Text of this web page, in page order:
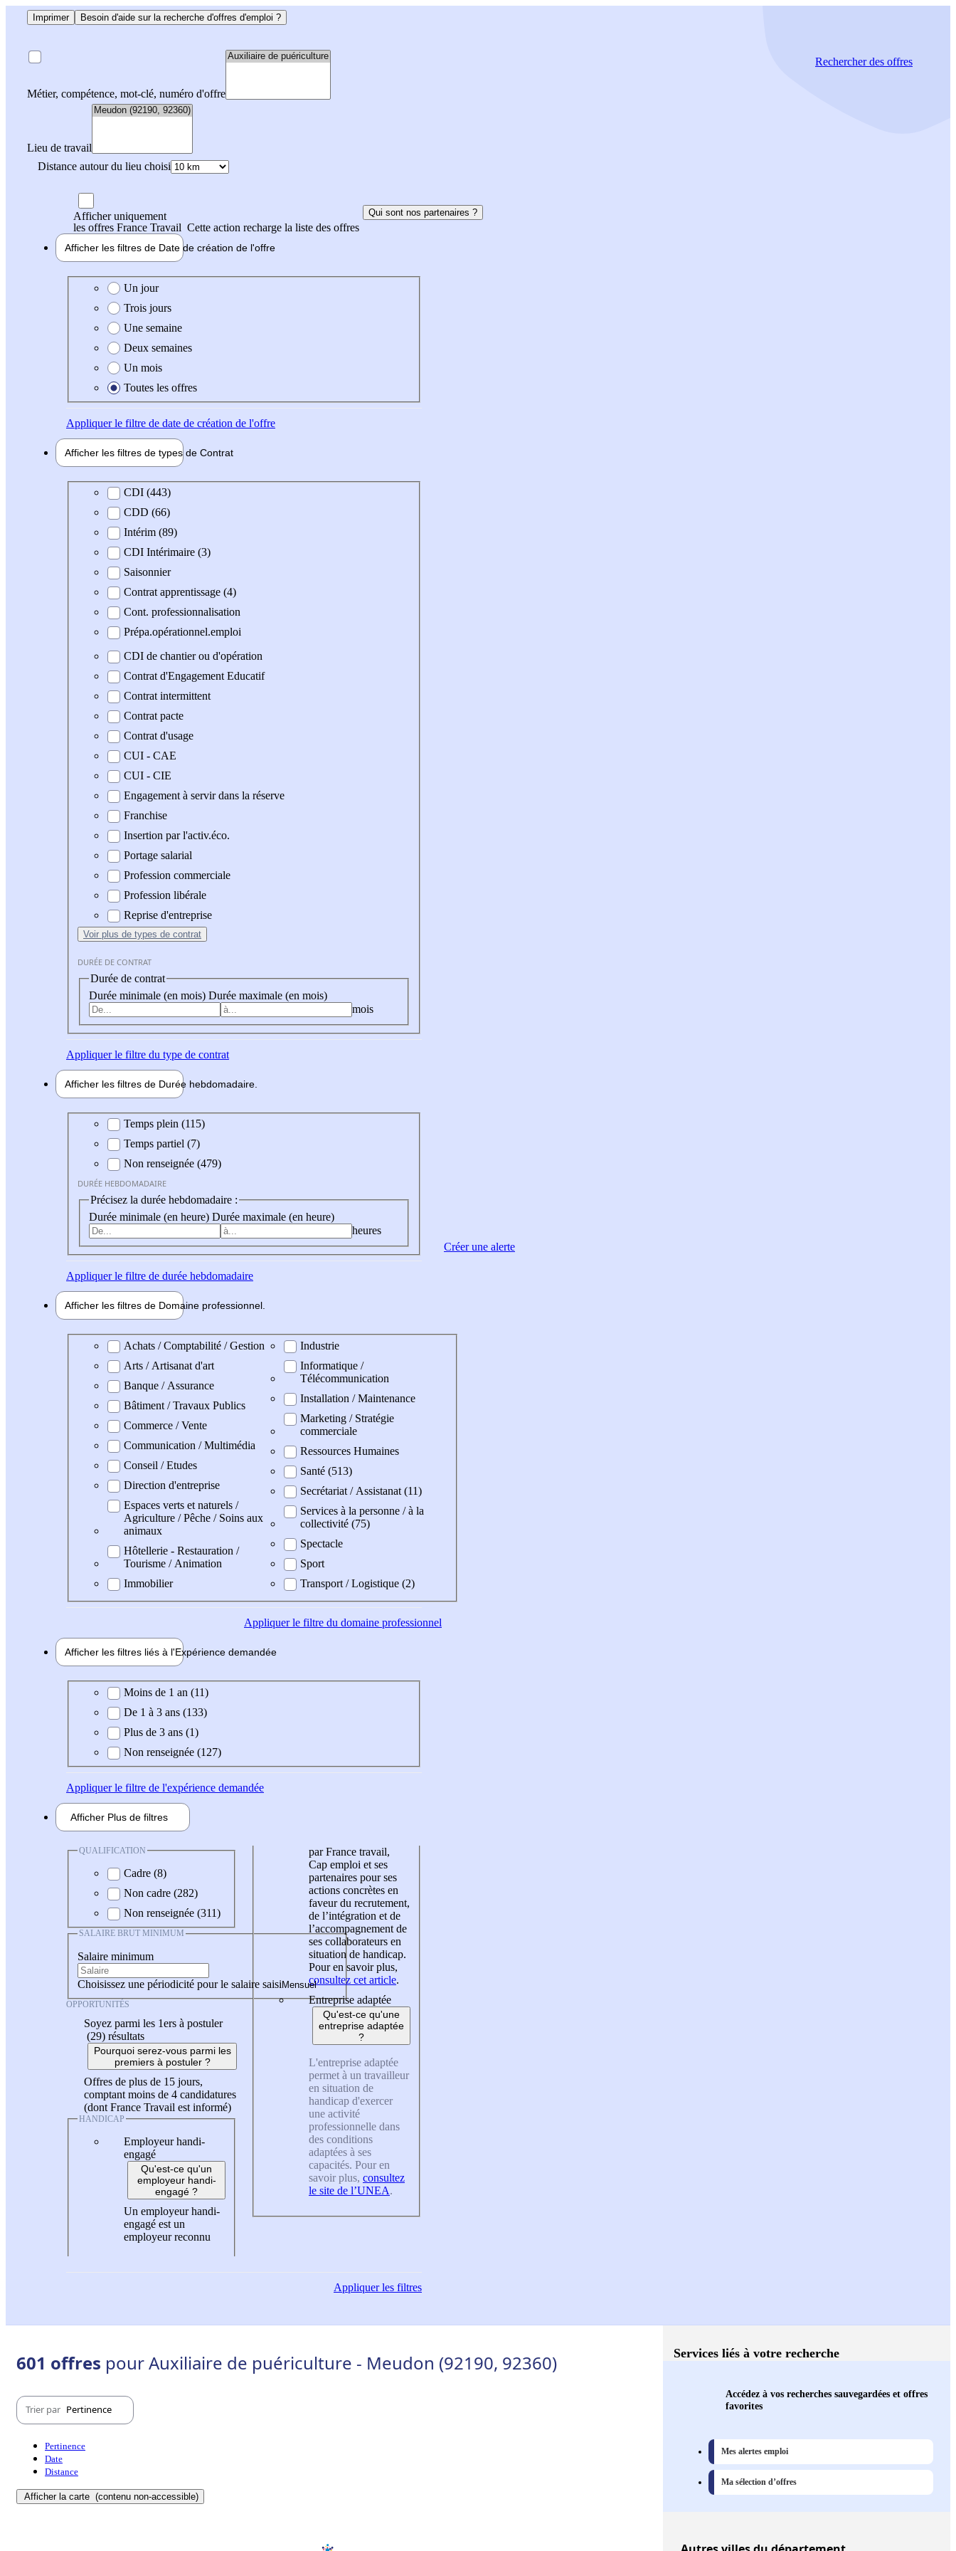
Imprimer Besoin d'aide sur la recherche d'offres d'emploi ?
Métier, compétence, mot-clé, numéro d'offre
Lieu de travail
Distance autour du lieu choisi
Rechercherdes offres
Afficher uniquement
les offres France Travail Cette action recharge la liste des offres
Qui sont nos partenaires ?
Afficher les filtres de Date de création de l'offre
Date de création de l'offre
Un jour
Trois jours
Une semaine
Deux semaines
Un mois
Toutes les offres
Appliquerle filtre de date de création de l'offre
Afficher les filtres de types de Contrat
Type de contratCDI (443)
CDD (66)
Intérim (89)
CDI Intérimaire (3)
Saisonnier
Contrat apprentissage (4)
Cont. professionnalisation
Prépa.opérationnel.emploi
CDI de chantier ou d'opération
Contrat d'Engagement Educatif
Contrat intermittent
Contrat pacte
Contrat d'usage
CUI - CAE
CUI - CIE
Engagement à servir dans la réserve
Franchise
Insertion par l'activ.éco.
Portage salarial
Profession commerciale
Profession libérale
Reprise d'entreprise
Voir plus de types de contrat
DURÉE DE CONTRAT
Durée de contrat
Durée minimale (en mois) Durée maximale (en mois)
mois
Appliquerle filtre du type de contrat
Afficher les filtres de Durée hebdomadaire
Durée hebdomadaire
Temps plein (115)
Temps partiel (7)
Non renseignée (479)
DURÉE HEBDOMADAIRE
Précisez la durée hebdomadaire :
Durée minimale (en heure) Durée maximale (en heure)
heures
Appliquerle filtre de durée hebdomadaire
Afficher les filtres de Domaine professionnel
Domaine professionel
Achats / Comptabilité / Gestion
Arts / Artisanat d'art
Banque / Assurance
Bâtiment / Travaux Publics
Commerce / Vente
Communication / Multimédia
Conseil / Etudes
Direction d'entreprise
Espaces verts et naturels /
Agriculture / Pêche / Soins aux
animaux
Hôtellerie - Restauration /
Tourisme / Animation
Immobilier
Industrie
Informatique /
Télécommunication
Installation / Maintenance
Marketing / Stratégie
commerciale
Ressources Humaines
Santé (513)
Secrétariat / Assistanat (11)
Services à la personne / à la
collectivité (75)
Spectacle
Sport
Transport / Logistique (2)
Appliquerle filtre du domaine professionnel
Afficher les filtres liés à l'Expérience demandée
Expérience demandée
Moins de 1 an (11)
De 1 à 3 ans (133)
Plus de 3 ans (1)
Non renseignée (127)
Appliquerle filtre de l'expérience demandée
Afficher Plus de filtres
QUALIFICATION
Cadre (8)
Non cadre (282)
Non renseignée (311)
SALAIRE BRUT MINIMUM
Salaire minimum
Choisissez une périodicité pour le salaire saisi
OPPORTUNITÉS
Soyez parmi les 1ers à postuler
(29) résultats
Pourquoi serez-vous parmi les
premiers à postuler ?
Offres de plus de 15 jours,
comptant moins de 4 candidatures
(dont France Travail est informé)
HANDICAP
Employeur handi-
engagé
Qu'est-ce qu'un
employeur handi-
engagé ?
Un employeur handi-
engagé est un
employeur reconnu
par France travail,
Cap emploi et ses
partenaires pour ses
actions concrètes en
faveur du recrutement,
de l’intégration et de
l’accompagnement de
ses collaborateurs en
situation de handicap.
Pour en savoir plus,
consultez cet article.
Entreprise adaptée
Qu'est-ce qu'une
entreprise adaptée
?
L'entreprise adaptée
permet à un travailleur
en situation de
handicap d'exercer
une activité
professionnelle dans
des conditions
adaptées à ses
capacités. Pour en
savoir plus, consultez
le site de l’UNEA.
Appliquerles filtres
Créer une alerte
601 offres pour Auxiliaire de puériculture - Meudon (92190, 92360)
Trier par Pertinence
Pertinence
Date
Distance
Afficher la carte (contenu non-accessible)
Services liés à votre recherche
Accédez à vos recherches sauvegardées et offres
favorites
Mes alertes emploi
Ma sélection d’offres